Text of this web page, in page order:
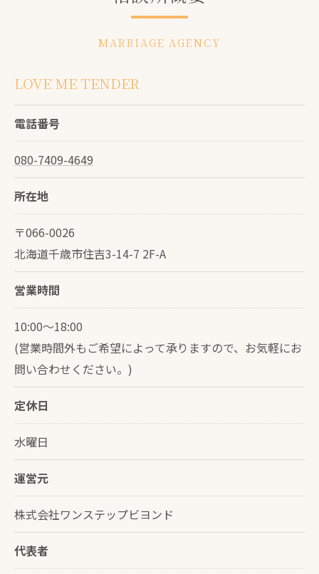
MARRIAGE AGENCY
LOVE ME TENDER
電話番号
080-7409-4649
所在地
〒066-0026
北海道千歳市住吉3-14-7 2F-A
営業時間
10:00～18:00
(営業時間外もご希望によって承りますので、お気軽にお
問い合わせください。)
定休日
水曜日
運営元
株式会社ワンステップビヨンド
代表者